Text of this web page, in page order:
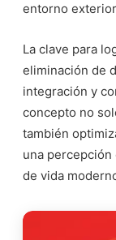
entorno
La clave para
eliminación de
integración y
concepto no
también
una
de vida